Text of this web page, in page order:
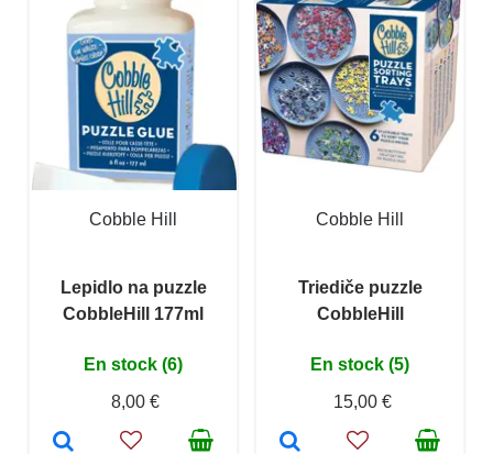
Cobble Hill
Lepidlo na puzzle
CobbleHill 177ml
En stock (6)
8,00 €
Cobble Hill
Triediče puzzle
CobbleHill
En stock (5)
15,00 €